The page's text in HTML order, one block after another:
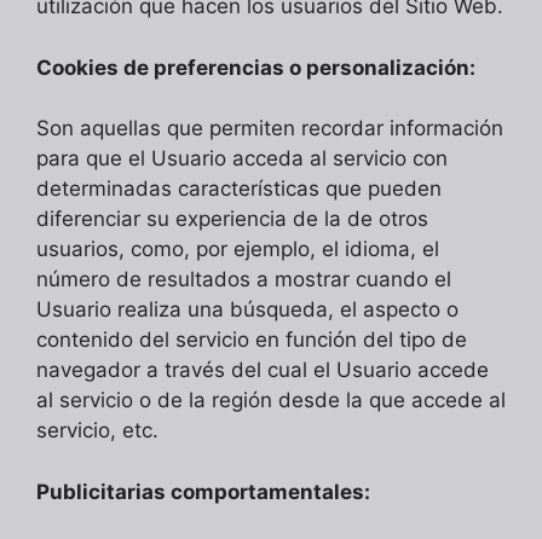
utilización que hacen los usuarios del Sitio Web.
Cookies de preferencias o personalización:
Son aquellas que permiten recordar información
para que el Usuario acceda al servicio con
determinadas características que pueden
diferenciar su experiencia de la de otros
usuarios, como, por ejemplo, el idioma, el
número de resultados a mostrar cuando el
Usuario realiza una búsqueda, el aspecto o
contenido del servicio en función del tipo de
navegador a través del cual el Usuario accede
al servicio o de la región desde la que accede al
servicio, etc.
Publicitarias comportamentales: